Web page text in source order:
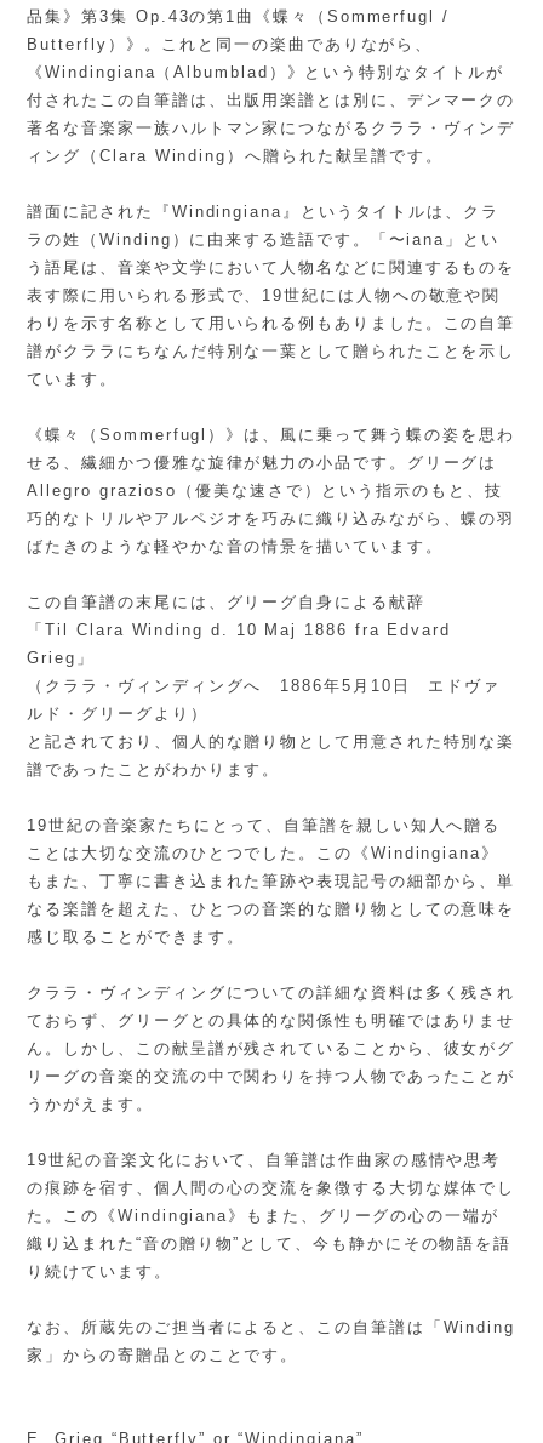
品集》第3集 Op.43の第1曲《蝶々（Sommerfugl /
Butterfly）》。これと同一の楽曲でありながら、
《Windingiana（Albumblad）》という特別なタイトルが
付されたこの自筆譜は、出版用楽譜とは別に、デンマークの
著名な音楽家一族ハルトマン家につながるクララ・ヴィンデ
ィング（Clara Winding）へ贈られた献呈譜です。
譜面に記された『Windingiana』というタイトルは、クラ
ラの姓（Winding）に由来する造語です。「〜iana」とい
う語尾は、音楽や文学において人物名などに関連するものを
表す際に用いられる形式で、19世紀には人物への敬意や関
わりを示す名称として用いられる例もありました。この自筆
譜がクララにちなんだ特別な一葉として贈られたことを示し
ています。
《蝶々（Sommerfugl）》は、風に乗って舞う蝶の姿を思わ
せる、繊細かつ優雅な旋律が魅力の小品です。グリーグは
Allegro grazioso（優美な速さで）という指示のもと、技
巧的なトリルやアルペジオを巧みに織り込みながら、蝶の羽
ばたきのような軽やかな音の情景を描いています。
この自筆譜の末尾には、グリーグ自身による献辞
「Til Clara Winding d. 10 Maj 1886 fra Edvard
Grieg」
（クララ・ヴィンディングへ 1886年5月10日 エドヴァ
ルド・グリーグより）
と記されており、個人的な贈り物として用意された特別な楽
譜であったことがわかります。
19世紀の音楽家たちにとって、自筆譜を親しい知人へ贈る
ことは大切な交流のひとつでした。この《Windingiana》
もまた、丁寧に書き込まれた筆跡や表現記号の細部から、単
なる楽譜を超えた、ひとつの音楽的な贈り物としての意味を
感じ取ることができます。
クララ・ヴィンディングについての詳細な資料は多く残され
ておらず、グリーグとの具体的な関係性も明確ではありませ
ん。しかし、この献呈譜が残されていることから、彼女がグ
リーグの音楽的交流の中で関わりを持つ人物であったことが
うかがえます。
19世紀の音楽文化において、自筆譜は作曲家の感情や思考
の痕跡を宿す、個人間の心の交流を象徴する大切な媒体でし
た。この《Windingiana》もまた、グリーグの心の一端が
織り込まれた“音の贈り物”として、今も静かにその物語を語
り続けています。
なお、所蔵先のご担当者によると、この自筆譜は「Winding
家」からの寄贈品とのことです。
E. Grieg “Butterfly” or “Windingiana”